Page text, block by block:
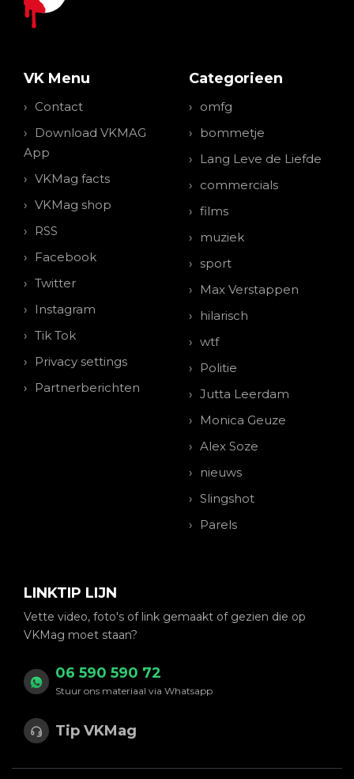
VK Menu
Contact
Download VKMAG
App
VKMag facts
VKMag shop
RSS
Facebook
Twitter
Instagram
Tik Tok
Privacy settings
Partnerberichten
Categorieen
omfg
bommetje
Lang Leve de Liefde
commercials
films
muziek
sport
Max Verstappen
hilarisch
wtf
Politie
Jutta Leerdam
Monica Geuze
Alex Soze
nieuws
Slingshot
Parels
LINKTIP LIJN
Vette video, foto's of link gemaakt of gezien die op
VKMag moet staan?
06 590 590 72
Stuur ons materiaal via Whatsapp
Tip VKMag